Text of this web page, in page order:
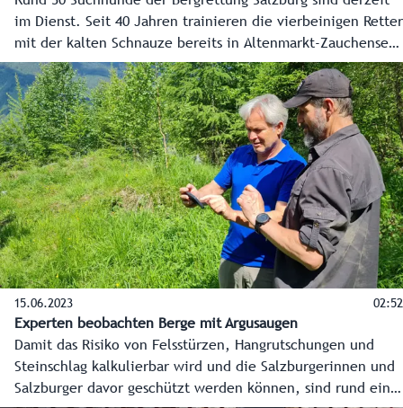
im Dienst. Seit 40 Jahren trainieren die vierbeinigen Retter
mit der kalten Schnauze bereits in Altenmarkt-Zauchensee.
Trotz des Lärms am Trainingsplatz, dem kalten Wind und
den eisigen Temperaturen meistern die besten Freunde des
Menschen mit Bravour ihre Aufgaben. Sie finden die
Personen in den Schneehöhlen oder auch versteckte
Kleidungsgegenstände.
15.06.2023 02:52
Experten beobachten Berge mit Argusaugen
Damit das Risiko von Felsstürzen, Hangrutschungen und
Steinschlag kalkulierbar wird und die Salzburgerinnen und
Salzburger davor geschützt werden können, sind rund ein